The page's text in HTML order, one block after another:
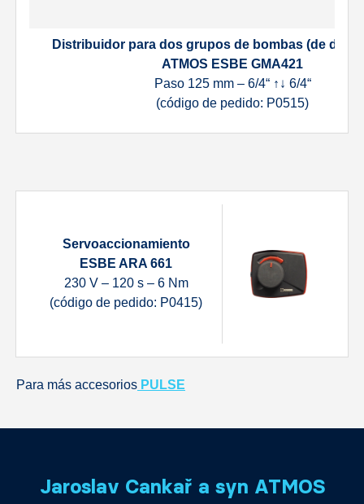
Distribuidor para dos grupos de bombas (de dos
ATMOS ESBE GMA421
Paso 125 mm – 6/4“ ↑↓ 6/4“
(código de pedido: P0515)
Servoaccionamiento
ESBE ARA 661
230 V – 120 s – 6 Nm
(código de pedido: P0415)
Para más accesorios PULSE
Jaroslav Cankař a syn ATMOS